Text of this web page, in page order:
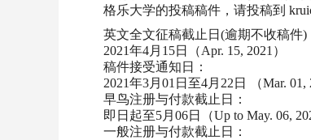
格乐大学的投稿稿件，请投稿到
英文全文征稿截止日(逾期不收稿件)
2021年4月15日（Apr. 15, 2021）
稿件接受通知日：
2021年3月01日至4月22日 （Mar. 01,
早鸟注册与付款截止日：
即日起至5月06日（Up to May. 06,
一般注册与付款截止日：